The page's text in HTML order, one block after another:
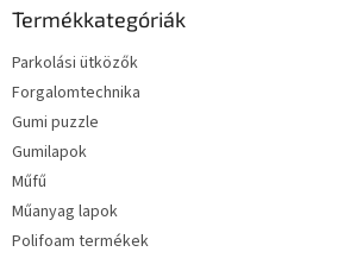
Termékkategóriák
Parkolási ütközők
Forgalomtechnika
Gumi puzzle
Gumilapok
Műfű
Műanyag lapok
Polifoam termékek